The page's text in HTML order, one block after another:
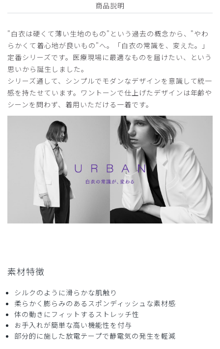
ご購入者様
購入確認済み
年齢:50代 身長:166-170cm 体重:61-65kg
おすすめサイズはLでしたがXLを購入しましたが、サイズ感
はちょうどでした。着心地もよく、シンプルなデザインで大
変気に入りました。
ショートコートのシルエットを崩さず着用するには、ゆとり
のあるスクラブなどは若干不向きな気がします。
M10レディース白衣:アーバンショートコート/
役に立った 0
ご購入者様
購入確認済み
年齢:30代 身長:161-165cm 体重:
シルエットがとても綺麗で気に入っています
商品：M10レディース白衣:アーバンショートコート/
白/M
商品説明
"白衣は硬くて薄い生地のもの"という過去の概念から、"やわ
らかくて着心地が良いもの"へ。「白衣の常識を、変えた。」
定番シリーズです。医療現場に最適なものを届けたい、という
思いから誕生しました。
シリーズ通して、シンプルでモダンなデザインを意識して統一
感を持たせています。ワントーンで仕上げたデザインは年齢や
シーンを問わず、着用いただける一着です。
素材特徴
シルクのように滑らかな肌触り
柔らかく膨らみのあるスポンディッシュな素材感
体の動きにフィットするストレッチ性
お手入れが簡単な高い機能性を付与
部分的に施した放電テープで静電気の発生を軽減